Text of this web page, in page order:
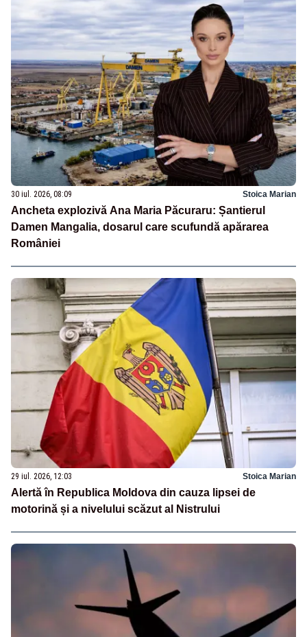
30 iul. 2026, 08:09 Stoica Marian
Ancheta explozivă Ana Maria Păcuraru: Șantierul
Damen Mangalia, dosarul care scufundă apărarea
României
29 iul. 2026, 12:03 Stoica Marian
Alertă în Republica Moldova din cauza lipsei de
motorină și a nivelului scăzut al Nistrului